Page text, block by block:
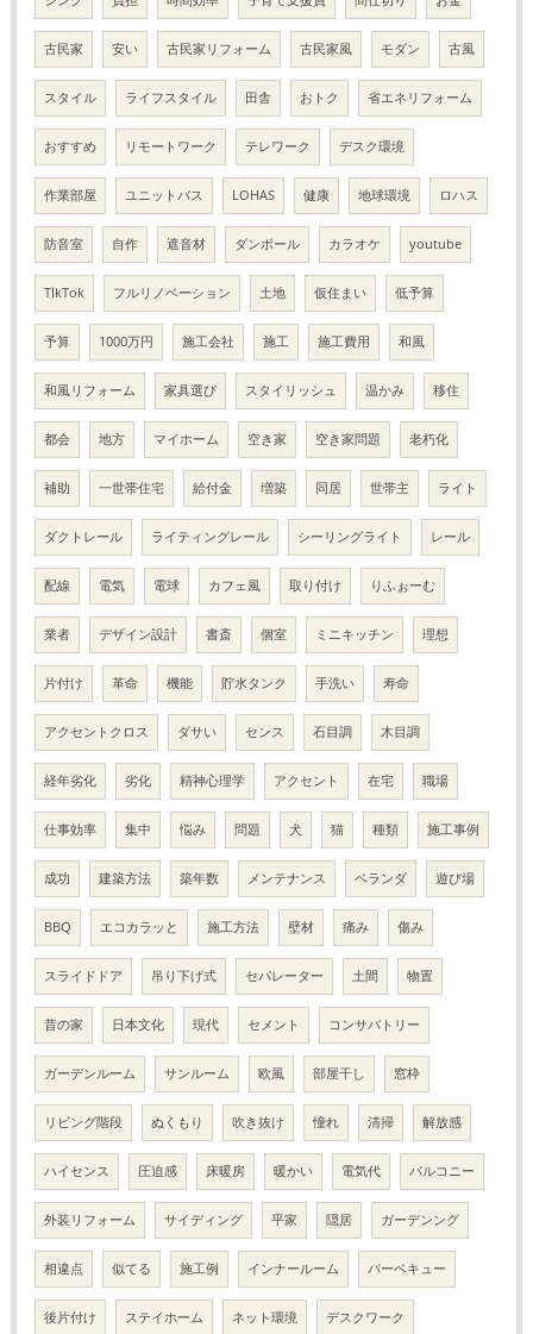
古民家 安い 古民家リフォーム 古民家風 モダン 古風
スタイル ライフスタイル 田舎 おトク 省エネリフォーム
おすすめ リモートワーク テレワーク デスク環境
作業部屋 ユニットバス LOHAS 健康 地球環境 ロハス
防音室 自作 遮音材 ダンボール カラオケ youtube
TIkTok フルリノベーション 土地 仮住まい 低予算
予算 1000万円 施工会社 施工 施工費用 和風
和風リフォーム 家具選び スタイリッシュ 温かみ 移住
都会 地方 マイホーム 空き家 空き家問題 老朽化
補助 一世帯住宅 給付金 増築 同居 世帯主 ライト
ダクトレール ライティングレール シーリングライト レール
配線 電気 電球 カフェ風 取り付け りふぉーむ
業者 デザイン設計 書斎 個室 ミニキッチン 理想
片付け 革命 機能 貯水タンク 手洗い 寿命
アクセントクロス ダサい センス 石目調 木目調
経年劣化 劣化 精神心理学 アクセント 在宅 職場
仕事効率 集中 悩み 問題 犬 猫 種類 施工事例
成功 建築方法 築年数 メンテナンス ベランダ 遊び場
BBQ エコカラッと 施工方法 壁材 痛み 傷み
スライドドア 吊り下げ式 セパレーター 土間 物置
昔の家 日本文化 現代 セメント コンサバトリー
ガーデンルーム サンルーム 欧風 部屋干し 窓枠
リビング階段 ぬくもり 吹き抜け 憧れ 清掃 解放感
ハイセンス 圧迫感 床暖房 暖かい 電気代 バルコニー
外装リフォーム サイディング 平家 隠居 ガーデンング
相違点 似てる 施工例 インナールーム バーベキュー
後片付け ステイホーム ネット環境 デスクワーク